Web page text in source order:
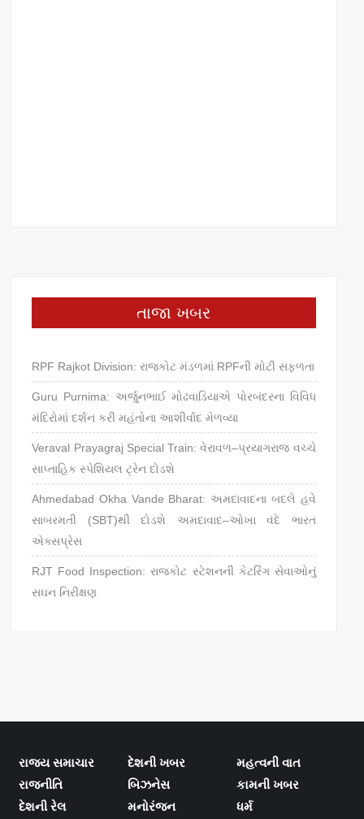
તાજા ખબર
RPF Rajkot Division: રાજકોટ મંડળમાં RPFની મોટી સફળતા
Guru Purnima: અર્જુનભાઈ મોઢવાડિયાએ પોરબંદરના વિવિધ
મંદિરોમાં દર્શન કરી મહંતોના આશીર્વાદ મેળવ્યા
Veraval Prayagraj Special Train: વેરાવળ–પ્રયાગરાજ વચ્ચે
સાપ્તાહિક સ્પેશિયલ ટ્રેન દોડશે
Ahmedabad Okha Vande Bharat: અમદાવાદના બદલે હવે
સાબરમતી (SBT)થી દોડશે અમદાવાદ–ઓખા વંદે ભારત
એક્સપ્રેસ
RJT Food Inspection: રાજકોટ સ્ટેશનની કેટરિંગ સેવાઓનું
સઘન નિરીક્ષણ
રાજ્ય સમાચાર દેશની ખબર
મહત્વની વાત
રાજનીતિ
બિઝનેસ
કામની ખબર
દેશની રેલ
મનોરંજન ધર્મ